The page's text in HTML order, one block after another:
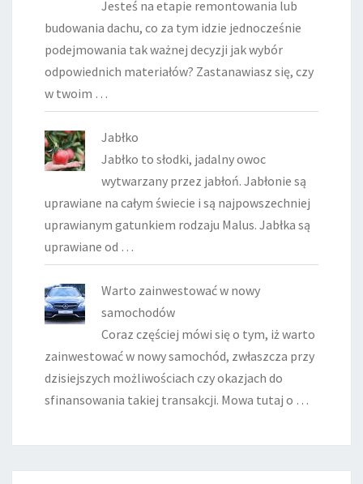
Jesteś na etapie remontowania lub
budowania dachu, co za tym idzie jednocześnie
podejmowania tak ważnej decyzji jak wybór
odpowiednich materiałów? Zastanawiasz się, czy
w twoim …
Jabłko
Jabłko to słodki, jadalny owoc
wytwarzany przez jabłoń. Jabłonie są
uprawiane na całym świecie i są najpowszechniej
uprawianym gatunkiem rodzaju Malus. Jabłka są
uprawiane od …
Warto zainwestować w nowy
samochodów
Coraz częściej mówi się o tym, iż warto
zainwestować w nowy samochód, zwłaszcza przy
dzisiejszych możliwościach czy okazjach do
sfinansowania takiej transakcji. Mowa tutaj o …